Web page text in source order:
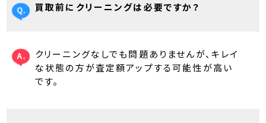
買取前にクリーニングは必要ですか？
クリーニングなしでも問題ありませんが、キレイ
な状態の方が査定額アップする可能性が高い
です。